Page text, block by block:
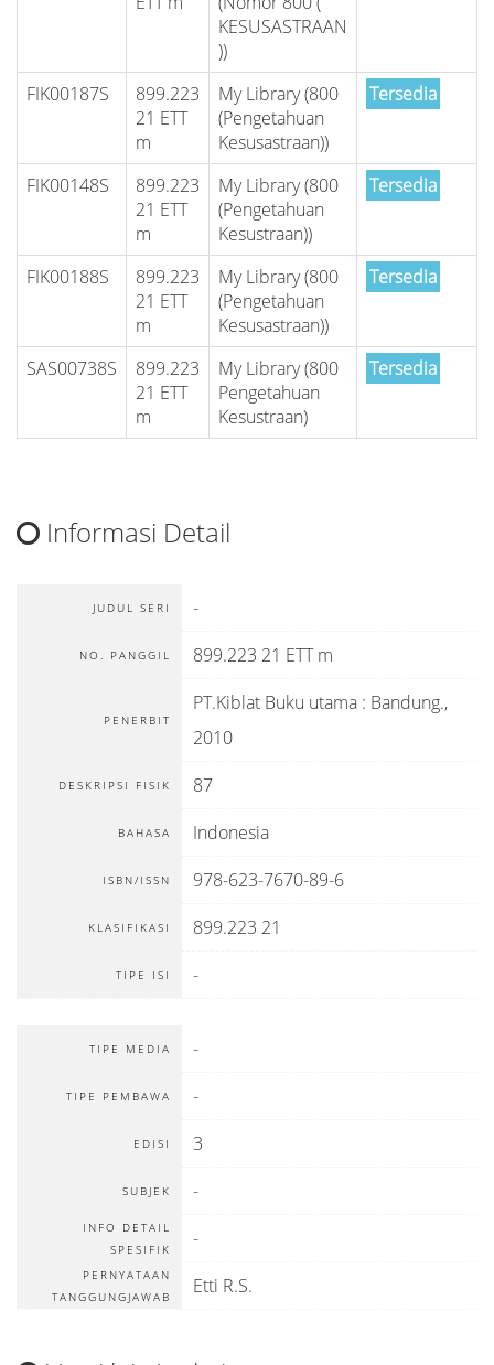
KESUSASTRAAN
))
FIK00187S
899.223
21 ETT
m
My Library (800
(Pengetahuan
Kesusastraan))
Tersedia
FIK00148S
899.223
21 ETT
m
My Library (800
(Pengetahuan
Kesustraan))
Tersedia
FIK00188S
899.223
21 ETT
m
My Library (800
(Pengetahuan
Kesusastraan))
Tersedia
SAS00738S
899.223
21 ETT
m
My Library (800
Pengetahuan
Kesustraan)
Tersedia
Informasi Detail
JUDUL SERI -
NO. PANGGIL 899.223 21 ETT m
PENERBIT
PT.Kiblat Buku utama : Bandung.,
2010
DESKRIPSI FISIK 87
BAHASA Indonesia
ISBN/ISSN 978-623-7670-89-6
KLASIFIKASI 899.223 21
TIPE ISI -
TIPE MEDIA -
TIPE PEMBAWA -
EDISI 3
SUBJEK -
INFO DETAIL
SPESIFIK
-
PERNYATAAN
TANGGUNGJAWAB
Etti R.S.